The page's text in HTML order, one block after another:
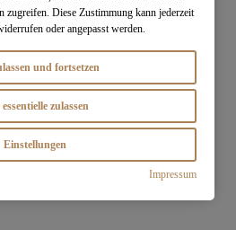
zugreifen. Diese Zustimmung kann jederzeit
oder angepasst werden.
und fortsetzen
zulassen
Einstellungen
Impressum